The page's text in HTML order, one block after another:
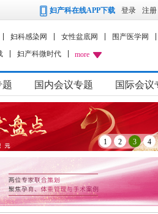
妇产科在线APP下载 登录 注册
妇科感染网 女性盆底网
围产医学网
妇产科微时代 more
题 国内会议专题 国际会议
1 2 3 4